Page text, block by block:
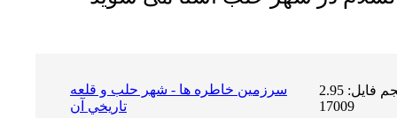
سرزمين خاطره ها - شهر حلب و قلعه
تاريخي آن
حجم فایل: 2.95 MB | دریافت ها:
17009